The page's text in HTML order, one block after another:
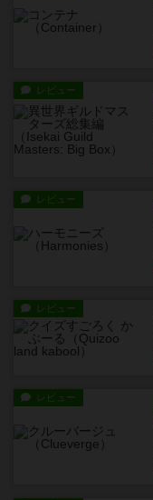
レビュー
レビュー
レビュー
レビュー